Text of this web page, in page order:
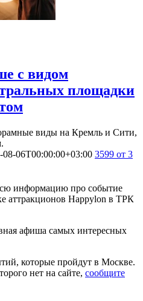
с видом
площадки
виды на Кремль и Сити,
08-06T00:00:00+03:00 3599 от 3
информацию про событие
аттракционов Happylon в ТРК
афиша самых интересных
которые пройдут в Москве.
нет на сайте, сообщите